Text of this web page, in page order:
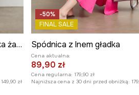
Spódnica jeansowa damska żakardowa wzorzysta
149,90 zł
-50%
FINAL SALE
Spódnica z lnem gładka
Cena aktualna:
89,90 zł
Cena regularna: 179,90 zł
Najniższa cena z 30 dni przed obniżką: